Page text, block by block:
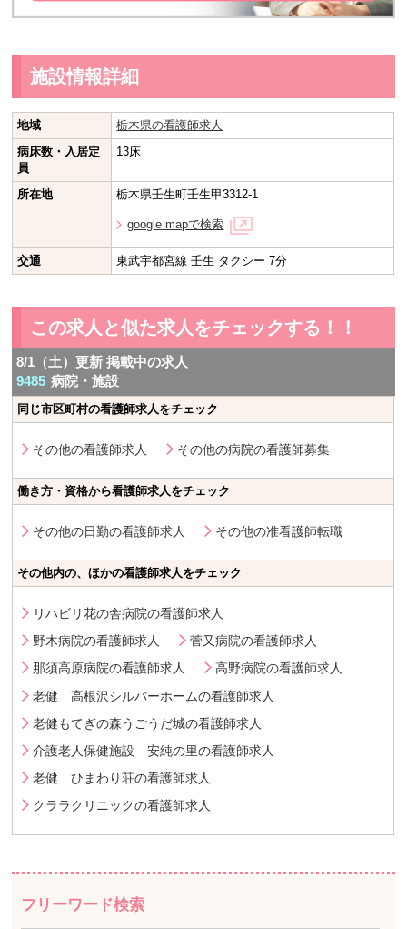
施設情報詳細
地域
栃木県の看護師求人
病床数・入居定
員
13床
所在地 栃木県壬生町壬生甲3312-1
google mapで検索
交通 東武宇都宮線 壬生 タクシー 7分
この求人と似た求人をチェックする！！
8/1（土）更新 掲載中の求人
9485 病院・施設
同じ市区町村の看護師求人をチェック
その他の看護師求人 その他の病院の看護師募集
働き方・資格から看護師求人をチェック
その他の日勤の看護師求人 その他の准看護師転職
その他内の、ほかの看護師求人をチェック
リハビリ花の舎病院の看護師求人
野木病院の看護師求人
菅又病院の看護師求人
那須高原病院の看護師求人
高野病院の看護師求人
老健 高根沢シルバーホームの看護師求人
老健もてぎの森うごうだ城の看護師求人
介護老人保健施設 安純の里の看護師求人
老健 ひまわり荘の看護師求人
クララクリニックの看護師求人
フリーワード検索